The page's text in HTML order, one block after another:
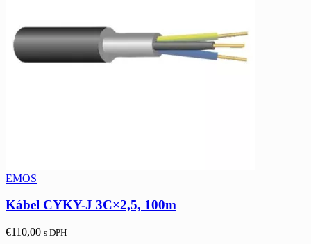
EMOS
Kábel CYKY-J 3C×2,5, 100m
€110,00 s DPH